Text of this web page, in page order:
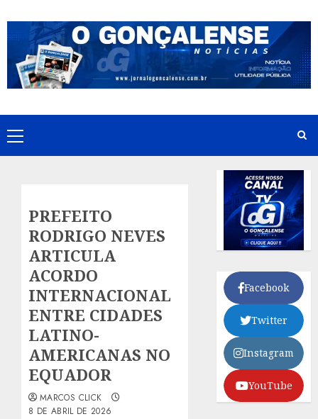
to
content
Primary
Menu
PREFEITO
RODRIGO NEVES
ARTICULA
ACORDO
INTERNACIONAL
ENTRE CIDADES
LATINO-
AMERICANAS NO
EQUADOR
MARCOS CLICK
8 DE ABRIL DE 2026
Facebook
Twitter
Instagram
YouTube